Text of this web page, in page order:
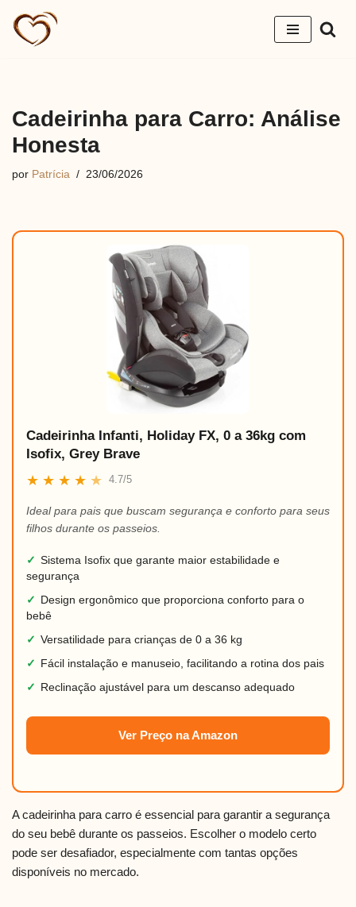
Pular
Cadeirinha para Carro: Análise
Honesta
por Patrícia 23/06/2026
Cadeirinha Infanti, Holiday FX, 0 a 36kg com
Isofix, Grey Brave
★ ★ ★ ★ ★ 4.7/5
Ideal para pais que buscam segurança e conforto para seus
filhos durante os passeios.
✓ Sistema Isofix que garante maior estabilidade e
segurança
✓
Design ergonômico que proporciona conforto para o
bebê
✓ Versatilidade para crianças de 0 a 36 kg
✓
Fácil instalação e manuseio, facilitando a rotina dos pais
✓
Reclinação ajustável para um descanso adequado
Ver Preço na Amazon
A cadeirinha para carro é essencial para garantir a segurança
do seu bebê durante os passeios. Escolher o modelo certo
pode ser desafiador, especialmente com tantas opções
disponíveis no mercado.